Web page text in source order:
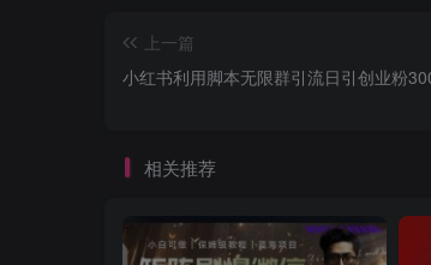
上一篇
小红书利用脚本无限群引流日引创业粉
相关推荐